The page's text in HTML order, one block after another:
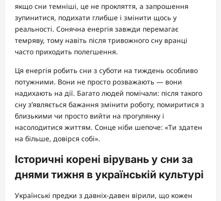
якщо сни темніші, це не прокляття, а запрошення
зупинитися, подихати глибше і змінити щось у
реальності. Сонячна енергія завжди перемагає
темряву, тому навіть після тривожного сну вранці
часто приходить полегшення.
Ця енергія робить сни з суботи на тиждень особливо
потужними. Вони не просто розважають — вони
надихають на дії. Багато людей помічали: після такого
сну з’являється бажання змінити роботу, помиритися з
близькими чи просто вийти на прогулянку і
насолодитися життям. Сонце ніби шепоче: «Ти здатен
на більше, довірся собі».
Історичні корені вірувань у сни за
днями тижня в українській культурі
Українські предки з давніх-давен вірили, що кожен